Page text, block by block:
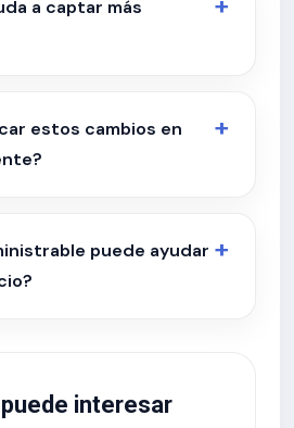
a captar más
estos cambios en
puede ayudar
interesar